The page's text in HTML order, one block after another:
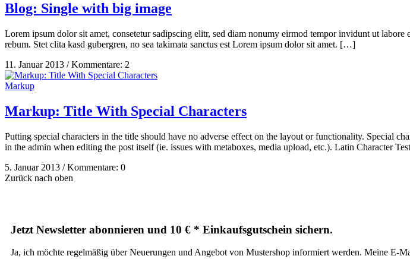
Blog: Single with big image
Lorem ipsum dolor sit amet, consetetur sadipscing elitr, sed diam nonumy eirmod tempor invidunt ut
rebum. Stet clita kasd gubergren, no sea takimata sanctus est Lorem ipsum dolor sit amet. […]
11. Januar 2013 /Kommentare: 2
Markup
Markup: Title With Special Characters
Putting special characters in the title should have no adverse effect on the layout or functionality. Special
in the admin when editing the post itself (ie. issues with metaboxes, media upload, etc.). Latin Character
5. Januar 2013 /Kommentare: 0
Zurück nach oben
Jetzt Newsletter abonnieren und 10 € * Einkaufsgutschein sichern.
Ja, ich möchte regelmäßig über Neuerungen und Angebot von Mustershop informiert werden. Meine